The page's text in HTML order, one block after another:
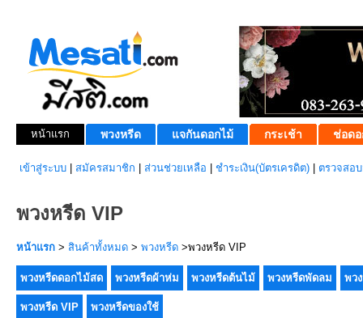
หน้าแรก พวงหรีด แจกันดอกไม้ กระเช้า ช่อดอ
เข้าสู่ระบบ สมัครสมาชิก ส่วนช่วยเหลือ ชำระเงิน(บัตรเครดิต) ตรวจสอ
พวงหรีด VIP
หน้าแรก > สินค้าทั้งหมด > พวงหรีด >พวงหรีด VIP
พวงหรีดดอกไม้สด พวงหรีดผ้าห่ม พวงหรีดต้นไม้ พวงหรีดพัดลม พว
พวงหรีด VIP พวงหรีดของใช้